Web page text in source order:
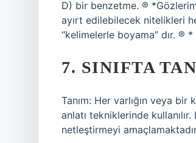
D) bir benzetme. ®
ayırt edilebilecek nitelikleri
“kelimelerle boyama” dır. ®
7. SINIFTA
Tanım: Her varlığın veya bir
anlatı tekniklerinde
netleştirmeyi